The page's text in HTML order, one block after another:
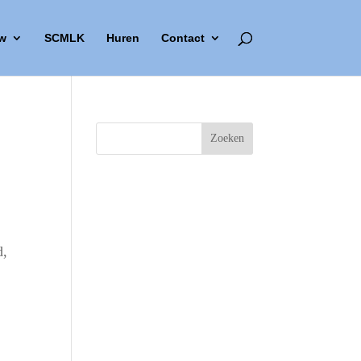
SCMLK Huren Contact